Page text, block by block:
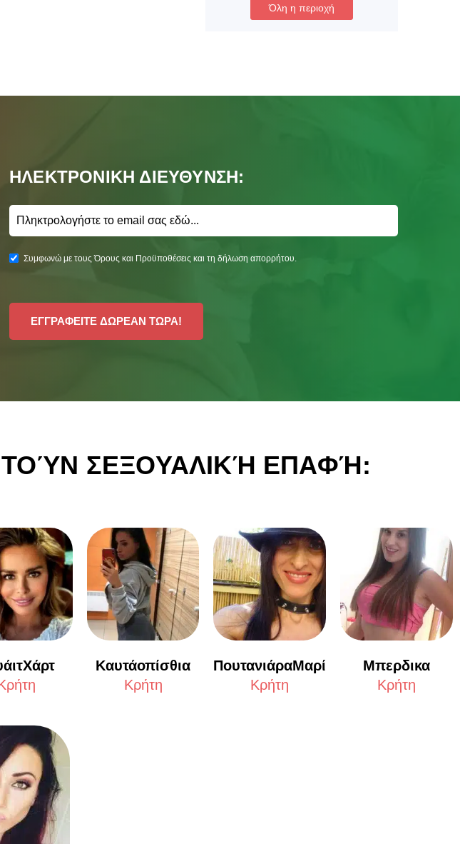
Όλη η περιοχή
ΗΛΕΚΤΡΟΝΙΚΗ ΔΙΕΥΘΥΝΣΗ:
Συμφωνώ με τους Όρους και Προϋποθέσεις και τη δήλωση απορρήτου.
ΕΓΓΡΑΦΕΙΤΕ ΔΩΡΕΑΝ ΤΩΡΑ!
ΣΕΞΟΥΑΛΙΚΉ ΕΠΑΦΉ:
Καυτάοπίσθια
Κρήτη
ΠουτανιάραΜαρί
Κρήτη
Μπερδικα
Κρήτη